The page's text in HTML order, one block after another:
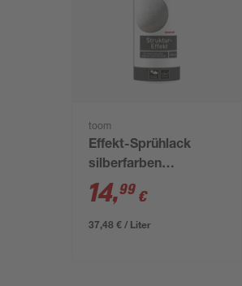
toom
Effekt-Sprühlack
silberfarben
seidenmatt 400 ml
14,99 €
37,48 € / Liter